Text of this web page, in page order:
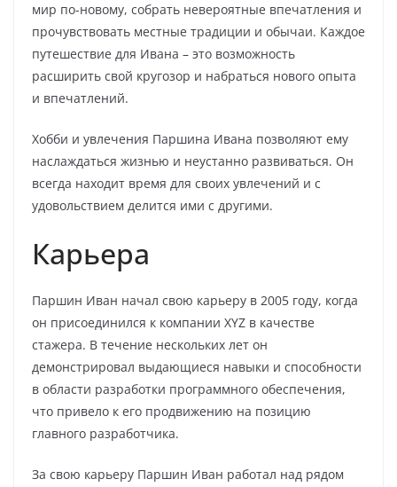
мир по-новому, собрать невероятные впечатления и
прочувствовать местные традиции и обычаи. Каждое
путешествие для Ивана – это возможность
расширить свой кругозор и набраться нового опыта
и впечатлений.
Хобби и увлечения Паршина Ивана позволяют ему
наслаждаться жизнью и неустанно развиваться. Он
всегда находит время для своих увлечений и с
удовольствием делится ими с другими.
Карьера
Паршин Иван начал свою карьеру в 2005 году, когда
он присоединился к компании XYZ в качестве
стажера. В течение нескольких лет он
демонстрировал выдающиеся навыки и способности
в области разработки программного обеспечения,
что привело к его продвижению на позицию
главного разработчика.
За свою карьеру Паршин Иван работал над рядом